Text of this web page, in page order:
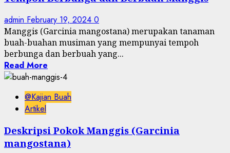
admin February 19, 2024 0
Manggis (Garcinia mangostana) merupakan tanaman
buah-buahan musiman yang mempunyai tempoh
berbunga dan berbuah yang...
Read More
@Kajian Buah
Artikel
Deskripsi Pokok Manggis (Garcinia
mangostana)